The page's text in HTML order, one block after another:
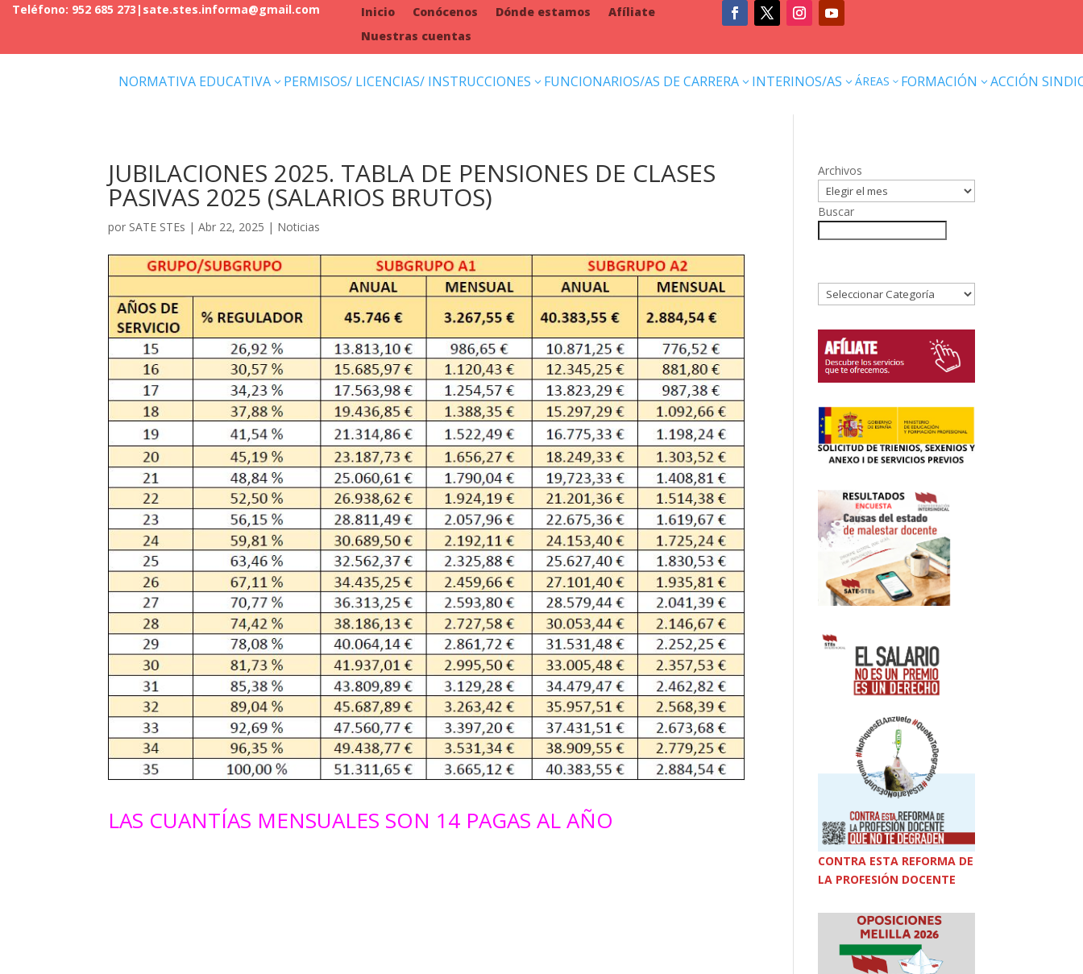
Teléfono: 952 685 273 | sate.stes.informa@gmail.com Inicio Conócenos Dónde estamos
Afíliate
Nuestras cuentas
NORMATIVA EDUCATIVA 3 PERMISOS/ LICENCIAS/ INSTRUCCIONES 3 FUNCIONARIOS/AS DE CARRERA 3 INTERINOS/AS 3ÁREAS 3 FORMACIÓN 3 ACCIÓN
JUBILACIONES 2025. TABLA DE PENSIONES DE CLASES
PASIVAS 2025 (SALARIOS BRUTOS)
por SATE STEs |Abr 22, 2025 | Noticias
LAS CUANTÍAS MENSUALES SON 14 PAGAS AL AÑO
Archivos
Buscar
CONTRA ESTA REFORMA DE
LA PROFESIÓN DOCENTE